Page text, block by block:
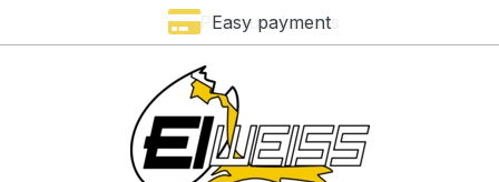
Premium brands
Easy payment